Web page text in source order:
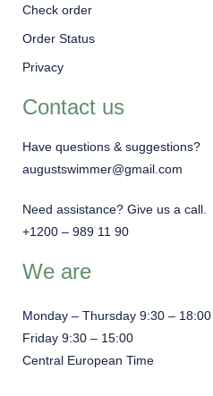
Check order
Order Status
Privacy
Contact us
Have questions & suggestions?
augustswimmer@gmail.com
Need assistance? Give us a call.
+1200 – 989 11 90
We are
Monday – Thursday 9:30 – 18:00
Friday 9:30 – 15:00
Central European Time